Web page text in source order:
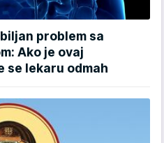
problem sa
Ako je ovaj
se lekaru odmah